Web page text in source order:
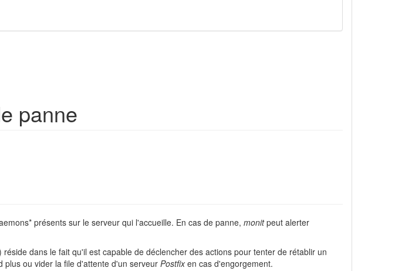
panne
présents sur le serveur qui l'accueille. En cas de panne, monitpeut alerter
réside dans le fait qu'il est capable de déclencher des actions pour tenter de rétablir un
plus ou vider la file d'attente d'un serveur Postfixen cas d'engorgement.